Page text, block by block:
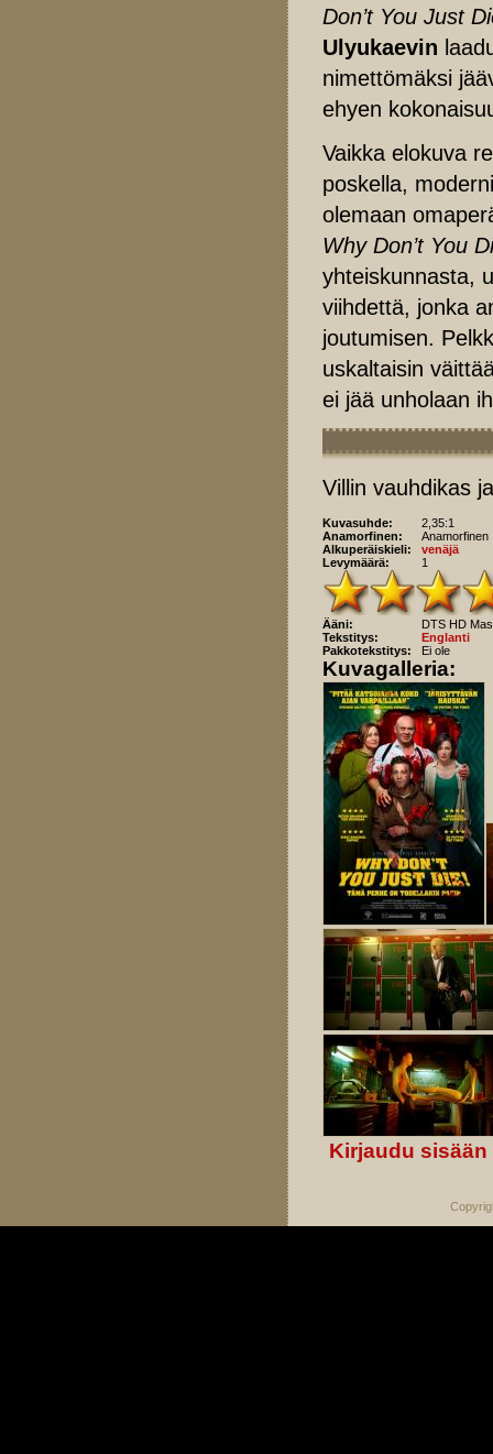
Don’t You Just
Ulyukaevin
nimettömäksi
ehyen
Vaikka elokuva
poskella,
olemaan
Why Don’t You
yhteiskunnasta,
viihdettä, jonka
joutumisen.
uskaltaisin
ei jää unholaan
Villin vauhdikas
Kuvasuhde:
2,35:1
Anamorfinen:
Anamorfinen
Alkuperäiskieli:
venäjä
Levymäärä:
1
Ääni:
DTS HD
Tekstitys:
Englanti
Pakkotekstitys:
Ei ole
Kuvagalleria:
Kirjaudu sisään